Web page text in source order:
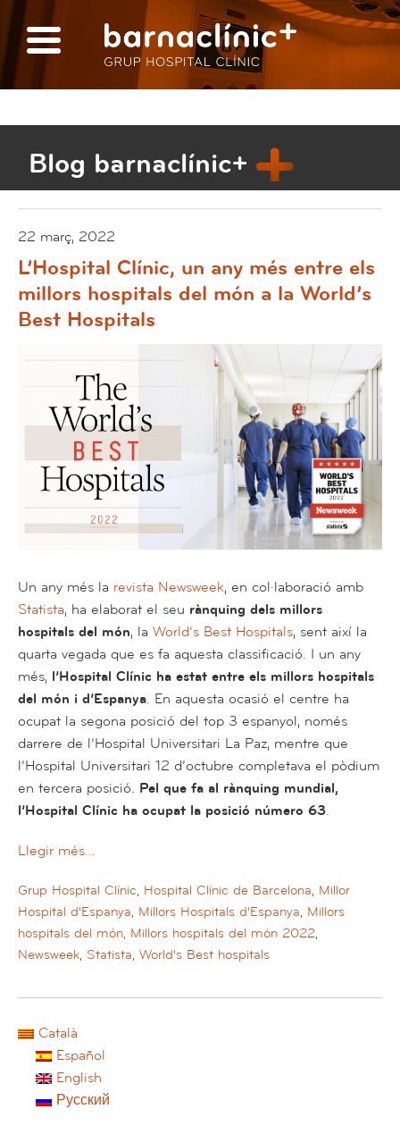
Blog barnaclínic+
22 març, 2022
L’Hospital Clínic, un any més entre els
millors hospitals del món a la World’s
Best Hospitals
Un any més la revista Newsweek, en col·laboració amb
Statista, ha elaborat el seu rànquing dels millors
hospitals del món, la World’s Best Hospitals, sent així la
quarta vegada que es fa aquesta classificació. I un any
més, l’Hospital Clínic ha estat entre els millors hospitals
del món i d’Espanya. En aquesta ocasió el centre ha
ocupat la segona posició del top 3 espanyol, només
darrere de l’Hospital Universitari La Paz, mentre que
l’Hospital Universitari 12 d’octubre completava el pòdium
en tercera posició. Pel que fa al rànquing mundial,
l’Hospital Clínic ha ocupat la posició número 63.
Llegir més…
Grup Hospital Clínic, Hospital Clínic de Barcelona, Millor
Hospital d'Espanya, Millors Hospitals d'Espanya, Millors
hospitals del món, Millors hospitals del món 2022,
Newsweek, Statista, World's Best hospitals
Català
Español
English
Русский